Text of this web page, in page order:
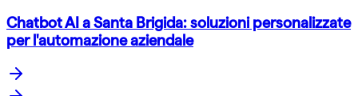
Chatbot AI a Santa Brigida: soluzioni personalizzate
per l'automazione aziendale